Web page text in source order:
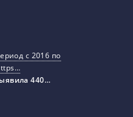
с 2016 по
440…